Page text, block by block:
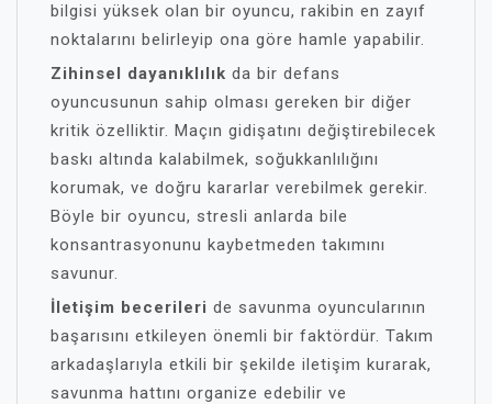
bilgisi yüksek olan bir oyuncu, rakibin en zayıf
noktalarını belirleyip ona göre hamle yapabilir.
Zihinsel dayanıklılık da bir defans
oyuncusunun sahip olması gereken bir diğer
kritik özelliktir. Maçın gidişatını değiştirebilecek
baskı altında kalabilmek, soğukkanlılığını
korumak, ve doğru kararlar verebilmek gerekir.
Böyle bir oyuncu, stresli anlarda bile
konsantrasyonunu kaybetmeden takımını
savunur.
İletişim becerileri de savunma oyuncularının
başarısını etkileyen önemli bir faktördür. Takım
arkadaşlarıyla etkili bir şekilde iletişim kurarak,
savunma hattını organize edebilir ve